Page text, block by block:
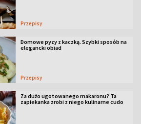
Przepisy
Domowe pyzy z kaczką. Szybki sposób na
elegancki obiad
Przepisy
Za dużo ugotowanego makaronu? Ta
zapiekanka zrobi z niego kulinarne cudo